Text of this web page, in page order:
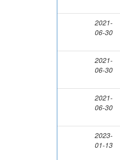
2021-
06-30
2021-
06-30
2021-
06-30
2023-
01-13